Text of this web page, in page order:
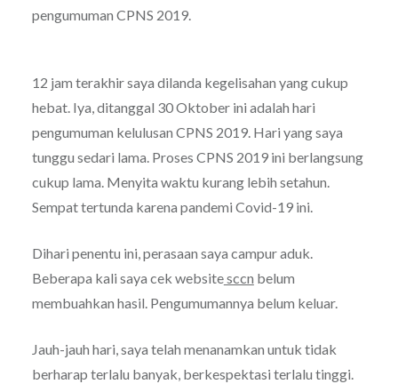
pengumuman CPNS 2019.
12 jam terakhir saya dilanda kegelisahan yang cukup
hebat. Iya, ditanggal 30 Oktober ini adalah hari
pengumuman kelulusan CPNS 2019. Hari yang saya
tunggu sedari lama. Proses CPNS 2019 ini berlangsung
cukup lama. Menyita waktu kurang lebih setahun.
Sempat tertunda karena pandemi Covid-19 ini.
Dihari penentu ini, perasaan saya campur aduk.
Beberapa kali saya cek websitesccn belum
membuahkan hasil. Pengumumannya belum keluar.
Jauh-jauh hari, saya telah menanamkan untuk tidak
berharap terlalu banyak, berkespektasi terlalu tinggi.